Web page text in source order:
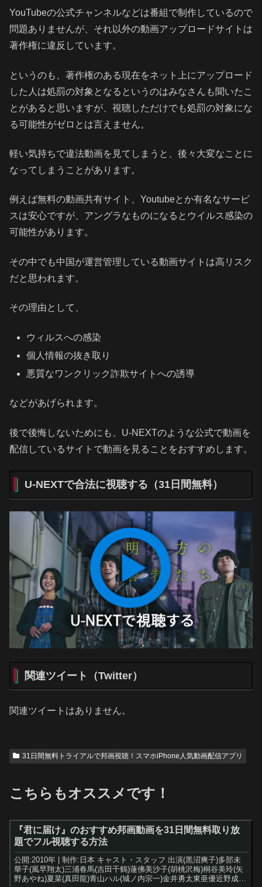
YouTubeの公式チャンネルなどは番組で制作しているので
問題ありませんが、それ以外の動画アップロードサイトは
著作権に違反しています。
というのも、著作権のある現在をネット上にアップロード
した人は処罰の対象となるというのはみなさんも聞いたこ
とがあると思いますが、視聴しただけでも処罰の対象にな
る可能性がゼロとは言えません。
軽い気持ちで違法動画を見てしまうと、後々大変なことに
なってしまうことがあります。
例えば無料の動画共有サイト、Youtubeとか有名なサービ
スは安心ですが、アングラなものになるとウイルス感染の
可能性があります。
その中でも中国が運営管理している動画サイトは高リスク
だと思われます。
その理由として、
ウィルスへの感染
個人情報の抜き取り
悪質なワンクリック詐欺サイトへの誘導
などがあげられます。
後で後悔しないためにも、U-NEXTのような公式で動画を
配信しているサイトで動画を見ることをおすすめします。
U-NEXTで合法に視聴する（31日間無料）
関連ツイート（Twitter）
関連ツイートはありません。
31日間無料トライアルで邦画視聴！スマホiPhone人気動画配信アプリ
こちらもオススメです！
『君に届け』のおすすめ邦画動画を31日間無料取り放
題でフル視聴する方法
公開:2010年 | 制作:日本 キャスト・スタッフ 出演(黒沼爽子)多部未
華子(風早翔太)三浦春馬(吉田千鶴)蓮佛美沙子(胡桃沢梅)桐谷美玲(矢
野あやね)夏菜(真田龍)青山ハル(城ノ内宗一)金井勇太東亜優近野成美